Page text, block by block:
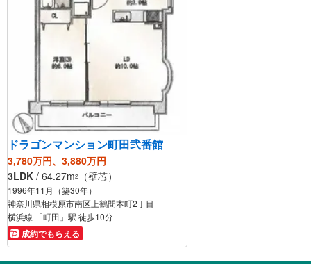
ドラゴンマンション町田弐番館
3,780万円、3,880万円
3LDK / 64.27m2 （壁芯）
1996年11月（築30年）
神奈川県相模原市南区上鶴間本町2丁目
横浜線 「町田」駅 徒歩10分
成約でもらえる